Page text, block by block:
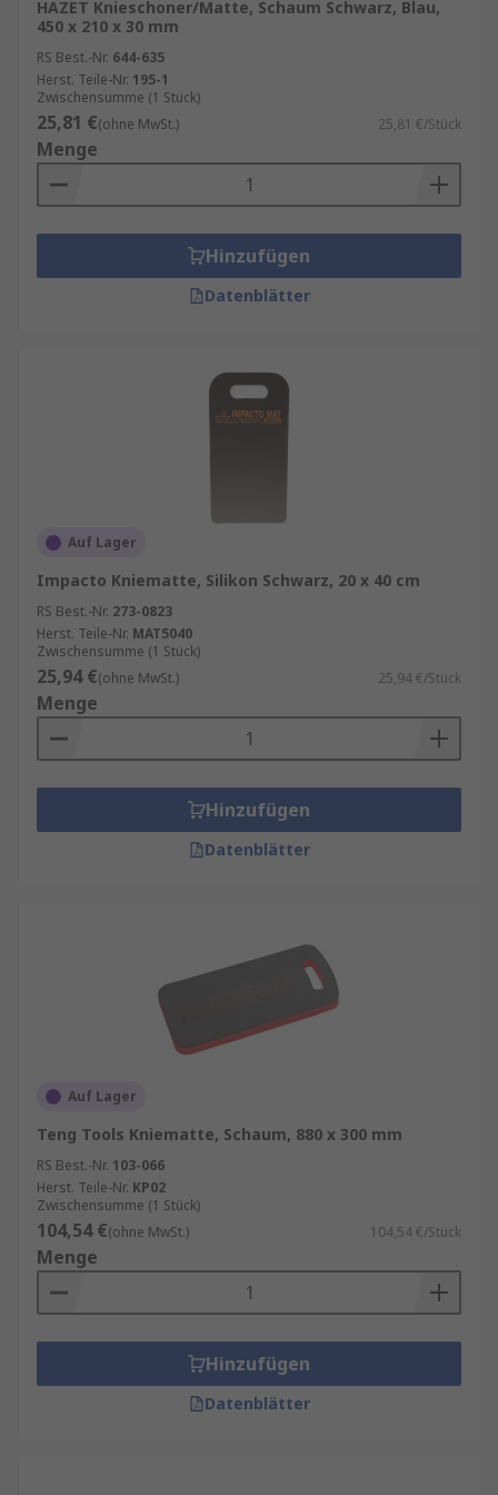
Schutz bei jedem Schritt.
Kniekissen:Lose Polster, die Sie flexibel
unterlegen können – ideal für statische
Tätigkeiten.
Kniematten:Größere Unterlagen, die auch
Platz für Werkzeuge bieten. Optimal für
längere Arbeiten auf dem Boden.
HAZET Knieschoner/Matte, Schaum Schwarz, Blau,
450 x 210 x 30 mm
RS Best.-Nr. 644-635
Herst. Teile-Nr. 195-1
Zwischensumme (1 Stück)
25,81 €(ohne MwSt.) 25,81 €/Stück
Menge
Hinzufügen
Datenblätter
Auf Lager
Impacto Kniematte, Silikon Schwarz, 20 x 40 cm
RS Best.-Nr. 273-0823
Herst. Teile-Nr. MAT5040
Zwischensumme (1 Stück)
25,94 €(ohne MwSt.) 25,94 €/Stück
Menge
Hinzufügen
Datenblätter
Auf Lager
Teng Tools Kniematte, Schaum, 880 x 300 mm
RS Best.-Nr. 103-066
Herst. Teile-Nr. KP02
Zwischensumme (1 Stück)
104,54 €(ohne MwSt.) 104,54 €/Stück
Menge
Hinzufügen
Datenblätter